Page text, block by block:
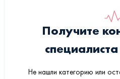
Получите
Не нашли категорию или